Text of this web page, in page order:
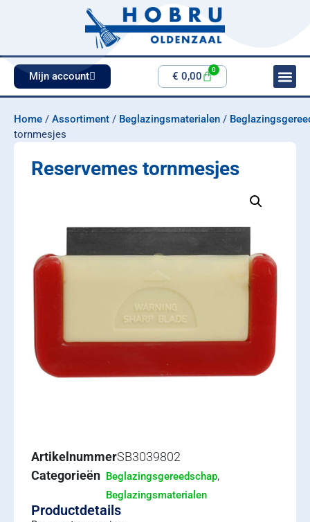
Mijn account € 0,00
0
Home / Assortiment / Beglazingsmaterialen /
tornmesjes
Reservemes tornmesjes
ArtikelnummerSB3039802
Categorieën Beglazingsgereedschap,
Beglazingsmaterialen
Productdetails